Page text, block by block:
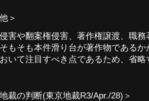
＞
害や翻案権侵害、著作権譲渡、職
もそも本件滑り台が著作物である
いて注目すべき点であるため、省略
裁の判断(東京地裁R3/Apr./28) ＞